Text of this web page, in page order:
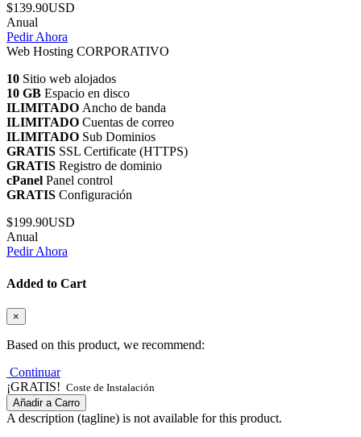
$139.90USD
Anual
Pedir Ahora
Web Hosting CORPORATIVO
10 Sitio web alojados
10 GB Espacio en disco
ILIMITADO Ancho de banda
ILIMITADO Cuentas de correo
ILIMITADO Sub Dominios
GRATIS SSL Certificate (HTTPS)
GRATIS Registro de dominio
cPanel Panel control
GRATIS Configuración
$199.90USD
Anual
Pedir Ahora
Added to Cart
×
Based on this product, we recommend:
Continuar
¡GRATIS! Coste de Instalación
Añadir a Carro
A description (tagline) is not available for this product.